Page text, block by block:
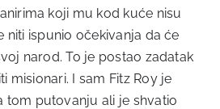
koji mu kod kuće nisu
niti ispunio očekivanja da će
narod. To je postao zadatak
misionari. I sam Fitz Roy je
tom putovanju ali je shvatio